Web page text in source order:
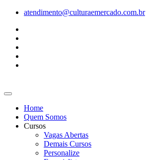
conteúdo
atendimento@culturaemercado.com.br
Home
Quem Somos
Cursos
Vagas Abertas
Demais Cursos
Personalize